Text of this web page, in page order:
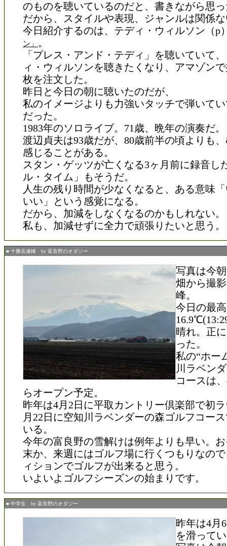
のものを聴いているのだと、書きながら思
だから、スタイルや表現、ジャンルは関係
今日紹介するのは、テディ・ウィルソン（p
ン」
。
「プレス・アンド・テディ」を聴いていて
ィ・ウィルソンを聴きたくなり、アマゾン
枚を注文した。
昨日と今日の朝に聴いたのだが、
私のイメージよりも力強いタッチで弾いて
だった。
1983年のソロライブ。71歳、晩年の演奏だ。
渡辺貞夫は93歳だが、80歳前半の頃よりも
感じることがある。
スタン・ゲッツが亡くなる3ヶ月前に録音し
ル・タイム」もそうだ。
人生の残り時間が少なくなると、ある意味
いい」という感覚になる。
だから、加減をしなくなるのかもしれない。
私も、加減せずに全力で頑張りたいと思う。
■ 十勝岳連峰 by 富良野のオダジー
写真は今
畑から撮
峰。
今日の最
晴れ。正
った。
私の“ホー
川ラベン
コースは
らオープン予定。
昨年は4月2日に平取カントリー倶楽部で初
月22日に空知川ラベンダーの森ゴルフコー
いる。
今年の富良野の雪解けは例年よりも早い。
末か、来週にはゴルフ場に行くつもりなの
ィションでゴルフが出来ると思う。
いよいよゴルフシーズンの始まりです。
■ 中学生 by 富良野のオダジー
昨年は4月
を滑って